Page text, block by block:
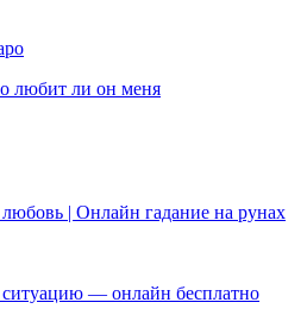
любит ли он меня
| Онлайн гадание на рунах
ситуацию — онлайн бесплатно